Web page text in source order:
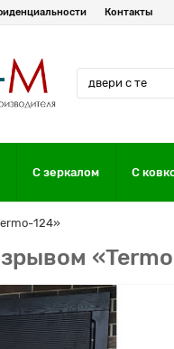
Контакты
С зеркалом С
124»